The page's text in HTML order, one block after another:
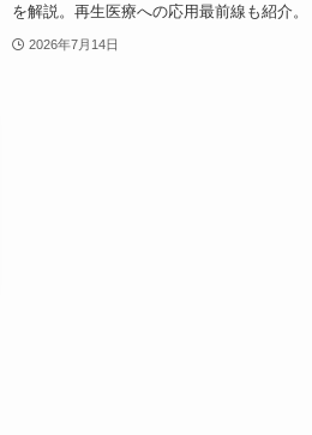
を解説。再生医療への応用最前線も紹介。
2026年7月14日